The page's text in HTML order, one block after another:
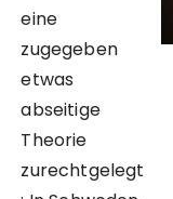
eine
zugegeben
etwas
abseitige
Theorie
zurechtgelegt